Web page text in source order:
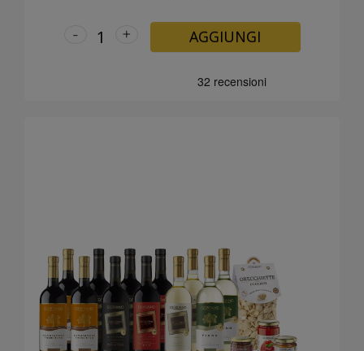
+
- AGGIUNGI